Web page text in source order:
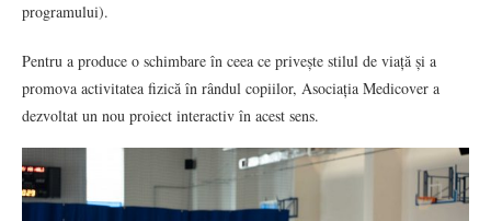
programului).
Pentru a produce o schimbare în ceea ce privește stilul de viață și a
promova activitatea fizică în rândul copiilor, Asociația Medicover a
dezvoltat un nou proiect interactiv în acest sens.